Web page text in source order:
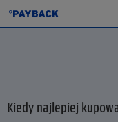
Kiedy najlepiej